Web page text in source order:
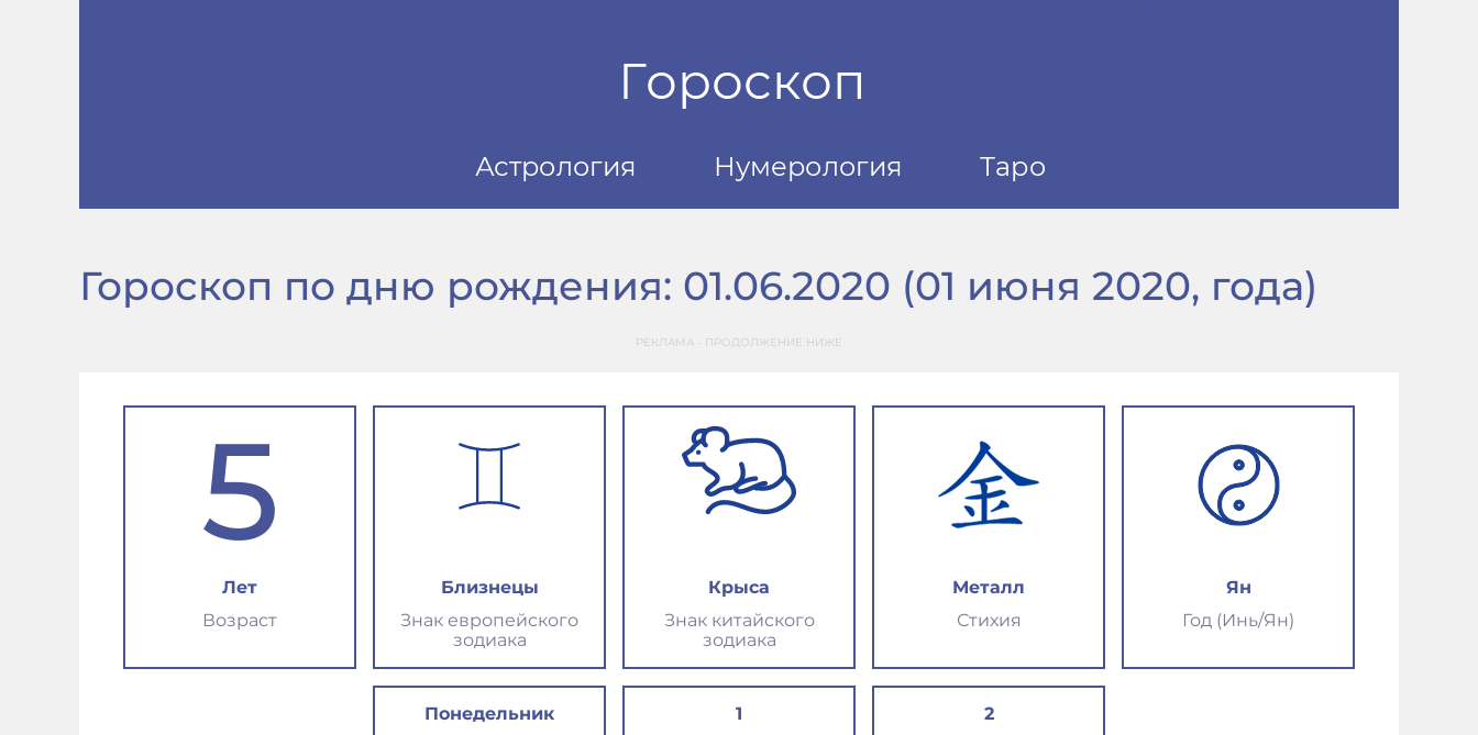
Гороскоп по дню рождения: 01.06.2020 (01 июня 2020, года)
РЕКЛАМА - ПРОДОЛЖЕНИЕ НИЖЕ
5
Лет
Возраст
Близнецы
Знак европейского
зодиака
Крыса
Знак китайского
зодиака
Металл
Стихия
Ян
Год (Инь/Ян)
Понедельник
1
2